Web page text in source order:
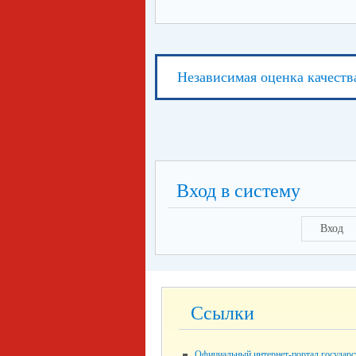
Независимая оценка
Вход в систему
Вход
Ссылки